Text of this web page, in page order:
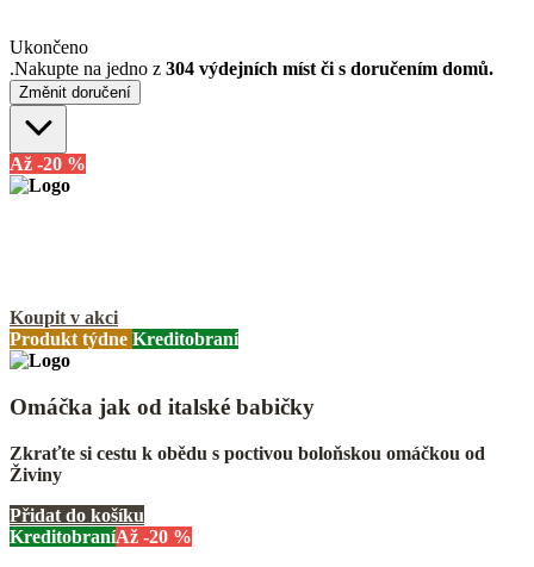
Ukončeno
.Nakupte na jedno z 304 výdejních míst či s doručením domů.
Změnit doručení
Až -20 %
Koupit v akci
Produkt týdne Kreditobraní
Omáčka jak od italské babičky
Zkraťte si cestu k obědu s poctivou boloňskou omáčkou od
Živiny
Přidat do košíku
KreditobraníAž -20 %